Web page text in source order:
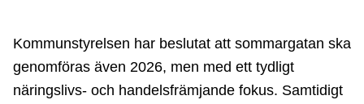
Kommunstyrelsen har beslutat att sommargatan ska
genomföras även 2026, men med ett tydligt
näringslivs- och handelsfrämjande fokus. Samtidigt